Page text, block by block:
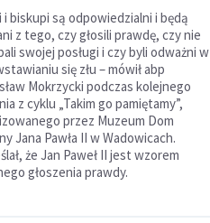
i biskupi są odpowiedzialni i będą
z tego, czy głosili prawdę, czy nie
swojej posługi i czy byli odważni w
się złu – mówił abp
Mokrzycki podczas kolejnego
z cyklu „Takim go pamiętamy”,
przez Muzeum Dom
Jana Pawła II w Wadowicach.
że Jan Paweł II jest wzorem
głoszenia prawdy.